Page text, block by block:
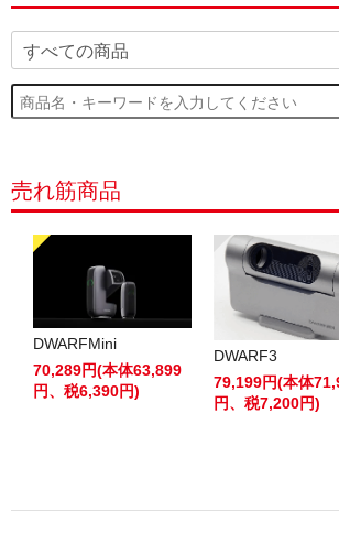
売れ筋商品
DWARFMini
70,289円(本体63,899
円、税6,390円)
DWARF3
79,199円(本体
円、税7,200円)